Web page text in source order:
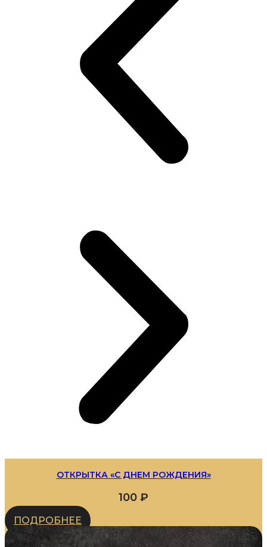
ОТКРЫТКА «С ДНЕМ РОЖДЕНИЯ»
100 ₽
ПОДРОБНЕЕ